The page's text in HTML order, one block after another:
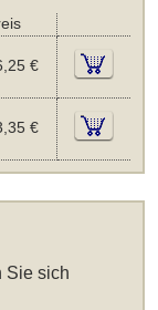
€
€
Sie sich